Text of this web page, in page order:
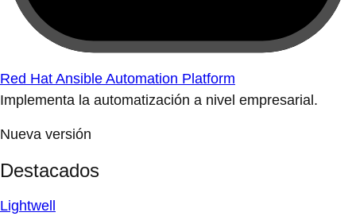
Red Hat Ansible Automation Platform
Implementa la automatización a nivel empresarial.
Nueva versión
Destacados
Lightwell